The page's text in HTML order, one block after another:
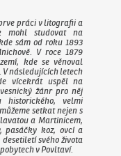
práci v litografii a
mohl studovat na
sám od roku 1893
V roce 1879
kde se věnoval
V následujících letech
vícekrát uspěl na
žánr pro něj
historického, velmi
setkat nejen s
a Martinicem,
pasáčky koz, ovcí a
svého života
v Povltaví.